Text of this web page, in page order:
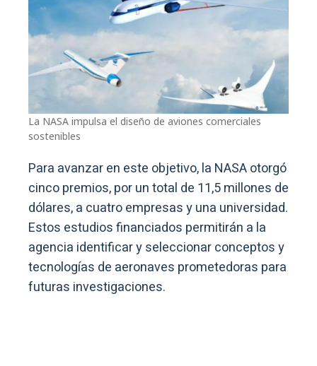
La NASA impulsa el diseño de aviones comerciales
sostenibles
Para avanzar en este objetivo, la NASA otorgó
cinco premios, por un total de 11,5 millones de
dólares, a cuatro empresas y una universidad.
Estos estudios financiados permitirán a la
agencia identificar y seleccionar conceptos y
tecnologías de aeronaves prometedoras para
futuras investigaciones.